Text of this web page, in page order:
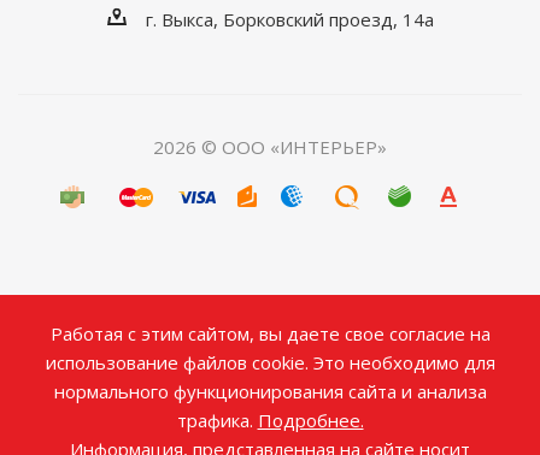
г. Выкса, Борковский проезд, 14а
2026 © ООО «ИНТЕРЬЕР»
Работая с этим сайтом, вы даете свое согласие на
использование файлов cookie. Это необходимо для
нормального функционирования сайта и анализа
трафика. Подробнее.
Информация, представленная на сайте носит